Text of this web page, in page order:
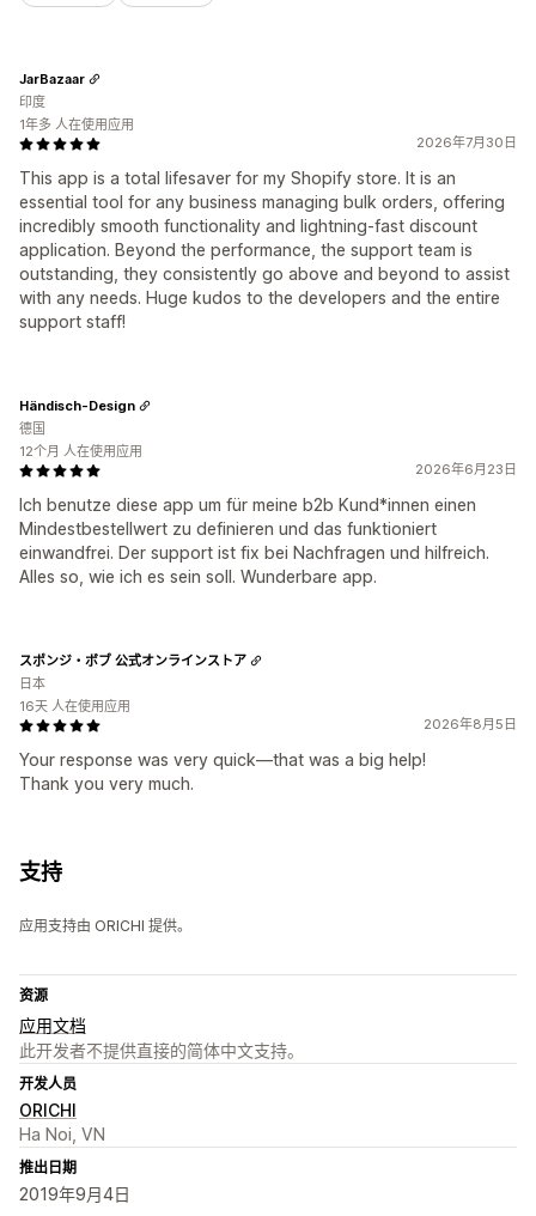
2026年7月30日
This app is a total lifesaver for my Shopify store. It is an
essential tool for any business managing bulk orders, offering
incredibly smooth functionality and lightning-fast discount
application. Beyond the performance, the support team is
outstanding, they consistently go above and beyond to assist
with any needs. Huge kudos to the developers and the entire
support staff!
JarBazaar
印度
1年多 人在使用应用
2026年6月23日
Ich benutze diese app um für meine b2b Kund*innen einen
Mindestbestellwert zu definieren und das funktioniert
einwandfrei. Der support ist fix bei Nachfragen und hilfreich.
Alles so, wie ich es sein soll. Wunderbare app.
Händisch-Design
德国
12个月 人在使用应用
2026年8月5日
Your response was very quick—that was a big help!
Thank you very much.
スポンジ・ボブ 公式オンラインストア
日本
16天 人在使用应用
支持
应用支持由 ORICHI 提供。
资源
应用文档
此开发者不提供直接的简体中文支持。
开发人员
ORICHI
Ha Noi, VN
推出日期
2019年9月4日